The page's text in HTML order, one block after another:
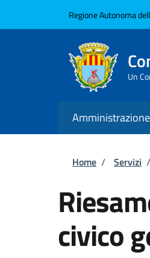
Regione Autonoma
Un
Amministrazione
Home / Servizi /
civico